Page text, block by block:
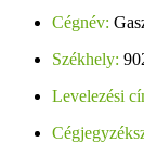
Cégnév:
Székhely:
Levelezési